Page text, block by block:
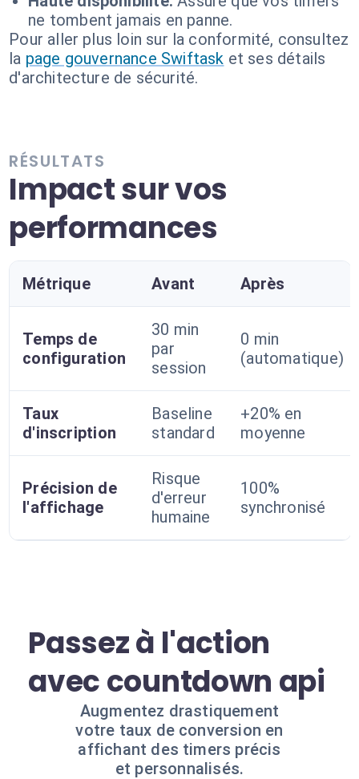
ne tombent jamais en panne.
Pour aller plus loin sur la conformité, consultez
la page gouvernance Swiftask et ses détails
d'architecture de sécurité.
RÉSULTATS
Impact sur vos
performances
Métrique Avant Après
Temps de
configuration
30 min
par
session
0 min
(automatique)
Taux
d'inscription
Baseline
standard
+20% en
moyenne
Précision de
l'affichage
Risque
d'erreur
humaine
100%
synchronisé
Passez à l'action
avec countdown api
Augmentez drastiquement
votre taux de conversion en
affichant des timers précis
et personnalisés.